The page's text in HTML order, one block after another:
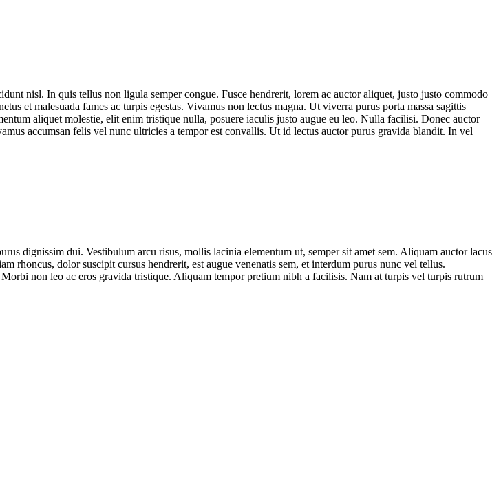
nisl. In quis tellus non ligula semper congue. Fusce hendrerit, lorem ac auctor aliquet, justo justo commodo
et malesuada fames ac turpis egestas. Vivamus non lectus magna. Ut viverra purus porta massa sagittis
aliquet molestie, elit enim tristique nulla, posuere iaculis justo augue eu leo. Nulla facilisi. Donec auctor
accumsan felis vel nunc ultricies a tempor est convallis. Ut id lectus auctor purus gravida blandit. In vel
dignissim dui. Vestibulum arcu risus, mollis lacinia elementum ut, semper sit amet sem. Aliquam auctor lacus
rhoncus, dolor suscipit cursus hendrerit, est augue venenatis sem, et interdum purus nunc vel tellus.
non leo ac eros gravida tristique. Aliquam tempor pretium nibh a facilisis. Nam at turpis vel turpis rutrum